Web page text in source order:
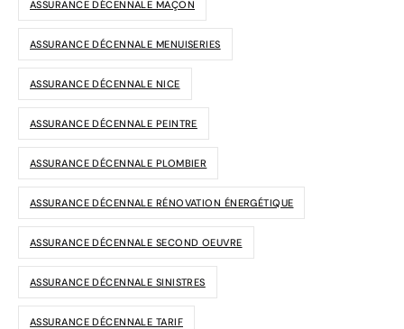
ASSURANCE DÉCENNALE MAÇON
ASSURANCE DÉCENNALE MENUISERIES
ASSURANCE DÉCENNALE NICE
ASSURANCE DÉCENNALE PEINTRE
ASSURANCE DÉCENNALE PLOMBIER
ASSURANCE DÉCENNALE RÉNOVATION ÉNERGÉTIQUE
ASSURANCE DÉCENNALE SECOND OEUVRE
ASSURANCE DÉCENNALE SINISTRES
ASSURANCE DÉCENNALE TARIF